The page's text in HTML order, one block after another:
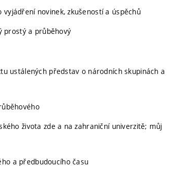
novinek, zkušeností a úspěchů
prostý a průběhový
ustálených představ o národních skupinách a
života zde a na zahraniční univerzitě; můj
a předbudoucího času